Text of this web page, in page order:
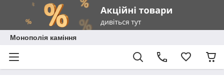
Монополія каміння